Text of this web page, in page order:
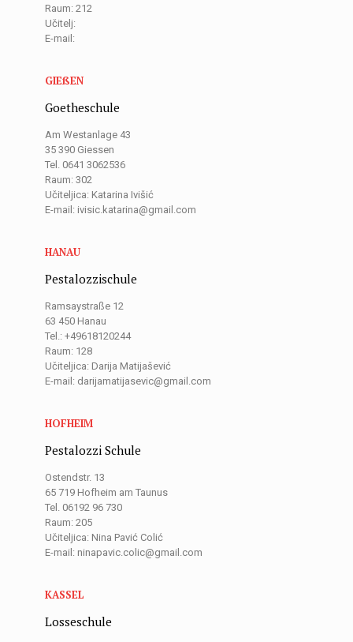
Raum: 212
Učitelj:
E-mail:
GIEßEN
Goetheschule
Am Westanlage 43
35 390 Giessen
Tel. 0641 3062536
Raum: 302
Učiteljica: Katarina Ivišić
E-mail: ivisic.katarina@gmail.com
HANAU
Pestalozzischule
Ramsaystraße 12
63 450 Hanau
Tel.: +49618120244
Raum: 128
Učiteljica: Darija Matijašević
E-mail: darijamatijasevic@gmail.com
HOFHEIM
Pestalozzi Schule
Ostendstr. 13
65 719 Hofheim am Taunus
Tel. 06192 96 730
Raum: 205
Učiteljica: Nina Pavić Colić
E-mail: ninapavic.colic@gmail.com
KASSEL
Losseschule